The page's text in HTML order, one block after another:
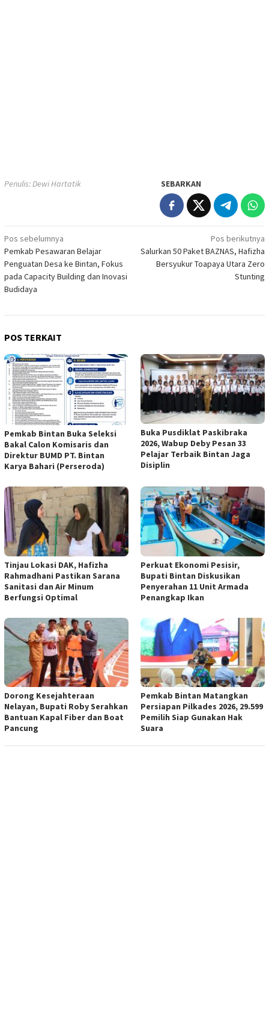
Penulis: Dewi Hartatik SEBARKAN
Navigasi
pos
Pos sebelumnya
Pemkab Pesawaran Belajar
Penguatan Desa ke Bintan, Fokus
pada Capacity Building dan Inovasi
Budidaya
Pos berikutnya
Salurkan 50 Paket BAZNAS, Hafizha
Bersyukur Toapaya Utara Zero
Stunting
POS TERKAIT
Pemkab Bintan Buka Seleksi
Bakal Calon Komisaris dan
Direktur BUMD PT. Bintan
Karya Bahari (Perseroda)
Buka Pusdiklat Paskibraka
2026, Wabup Deby Pesan 33
Pelajar Terbaik Bintan Jaga
Disiplin
Tinjau Lokasi DAK, Hafizha
Rahmadhani Pastikan Sarana
Sanitasi dan Air Minum
Berfungsi Optimal
Perkuat Ekonomi Pesisir,
Bupati Bintan Diskusikan
Penyerahan 11 Unit Armada
Penangkap Ikan
Dorong Kesejahteraan
Nelayan, Bupati Roby Serahkan
Bantuan Kapal Fiber dan Boat
Pancung
Pemkab Bintan Matangkan
Persiapan Pilkades 2026, 29.599
Pemilih Siap Gunakan Hak
Suara